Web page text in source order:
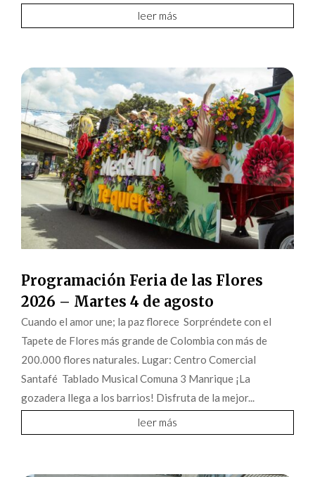
leer más
Programación Feria de las Flores
2026 – Martes 4 de agosto
Cuando el amor une; la paz florece Sorpréndete con el
Tapete de Flores más grande de Colombia con más de
200.000 flores naturales. Lugar: Centro Comercial
Santafé Tablado Musical Comuna 3 Manrique ¡La
gozadera llega a los barrios! Disfruta de la mejor...
leer más